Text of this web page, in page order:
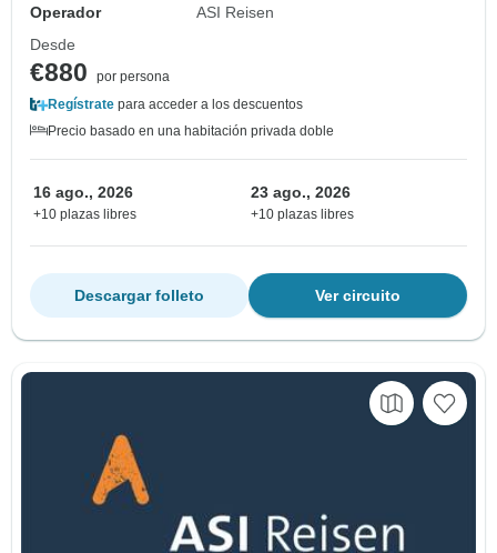
Operador
ASI Reisen
Desde
€880
por persona
Regístrate para acceder a los descuentos
Precio basado en una habitación privada doble
16 ago., 2026
+10 plazas libres
23 ago., 2026
+10 plazas libres
Ver circuito
Descargar folleto